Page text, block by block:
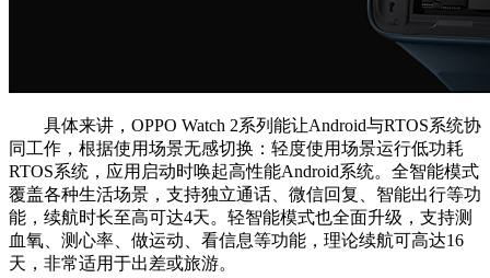
具体来讲，OPPO Watch 2系列能让Android与RTOS系统协
同工作，根据使用场景无感切换：轻度使用场景运行低功耗
RTOS系统，应用启动时唤起高性能Android系统。全智能模式
覆盖各种生活场景，支持独立通话、微信回复、智能出行等功
能，续航时长至高可达4天。轻智能模式也全面升级，支持测
血氧、测心率、做运动、看信息等功能，理论续航可高达16
天，非常适用于出差或旅游。